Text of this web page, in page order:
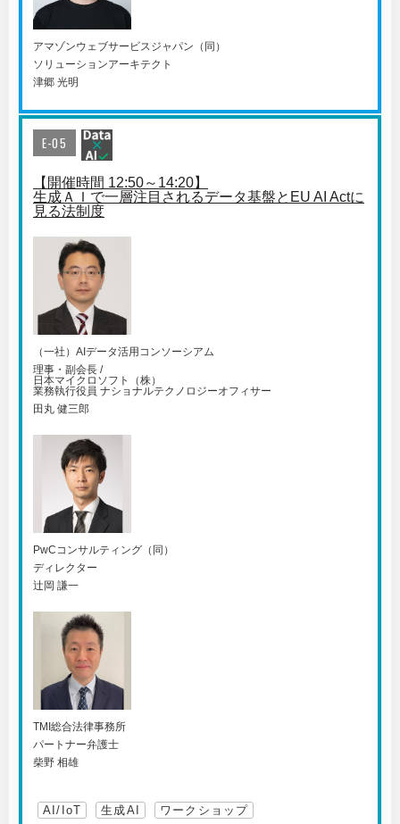
アマゾンウェブサービスジャパン（同）
ソリューションアーキテクト
津郷 光明
E-05
【開催時間 12:50～14:20】
生成ＡＩで一層注目されるデータ基盤とEU AI Actに
見る法制度
（一社）AIデータ活用コンソーシアム
理事・副会長 /
日本マイクロソフト（株）
業務執行役員 ナショナルテクノロジーオフィサー
田丸 健三郎
PwCコンサルティング（同）
ディレクター
辻岡 謙一
TMI総合法律事務所
パートナー弁護士
柴野 相雄
AI/IoT 生成AI ワークショップ